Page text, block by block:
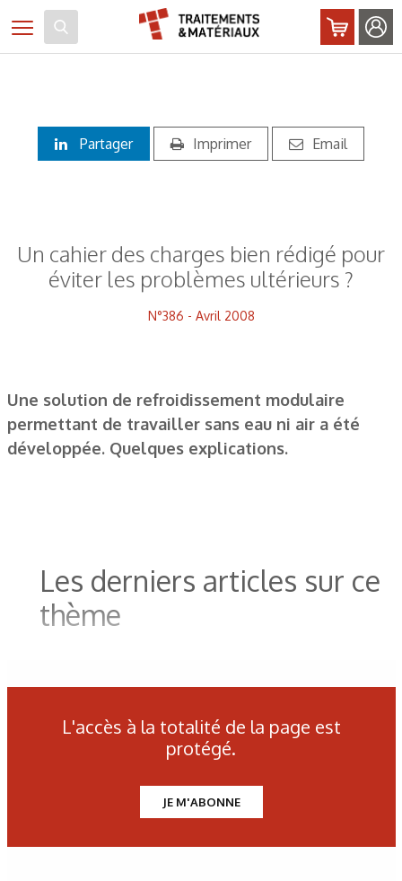
Toggle navigation
Partager Imprimer Email
Un cahier des charges bien rédigé pour
éviter les problèmes ultérieurs ?
N°386 - Avril 2008
Une solution de refroidissement modulaire
permettant de travailler sans eau ni air a été
développée. Quelques explications.
Les derniers articles sur ce
thème
L'accès à la totalité de la page est
protégé.
JE M'ABONNE
Panneau de gestion des cookies